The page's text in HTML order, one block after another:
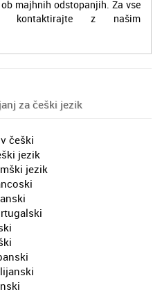
majhnih odstopanjih. Za vse
kontaktirajte z našim
za češki jezik
češki
jezik
jezik